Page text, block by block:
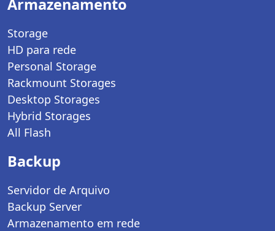
Armazenamento
Storage
HD para rede
Personal Storage
Rackmount Storages
Desktop Storages
Hybrid Storages
All Flash
Backup
Servidor de Arquivo
Backup Server
Armazenamento em rede